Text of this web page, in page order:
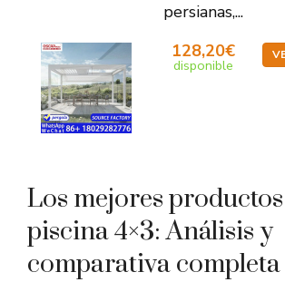
persianas,...
128,20€
disponible
Los mejores
piscina 4×3: Análisis y
comparativa completa